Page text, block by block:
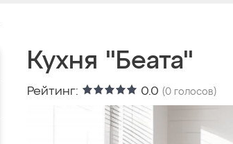
Кухня "Беата"
Рейтинг: 0.0 (0 голосов)